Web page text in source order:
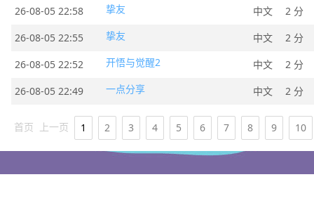
26-08-05 22:58
挚友 中文
2 分
26-08-05 22:55
挚友 中文
2 分
26-08-05 22:52
开悟与觉醒2 中文
2 分
26-08-05 22:49
一点分享 中文 2 分
首页 上一页 1 2 3 4 5 6 7 8 9 10